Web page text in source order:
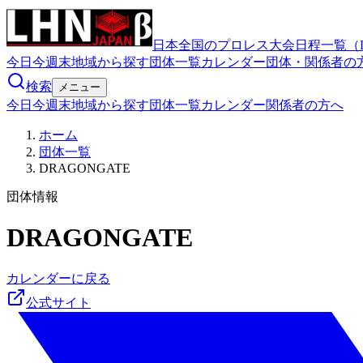
日本全国のプロレス大会日程一覧（
今日 今週末地域から探す団体一覧カレンダー団体・関係者の
検索
メニュー
今日 今週末地域から探す団体一覧カレンダー関係者の方へ
ホーム
団体一覧
DRAGONGATE
団体情報
DRAGONGATE
カレンダーに戻る
公式サイト